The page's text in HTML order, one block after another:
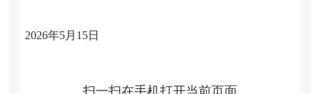
2026年5月 15日
扫一扫在手机打开当前页面